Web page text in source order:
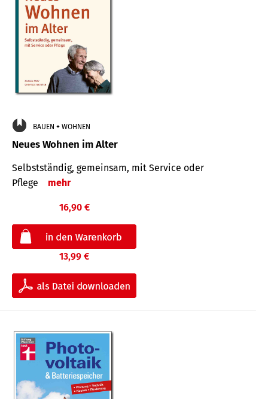
BAUEN + WOHNEN
Neues Wohnen im Alter
Selbstständig, gemeinsam, mit Service oder
Pflege
mehr
16,90 €
13,99 €